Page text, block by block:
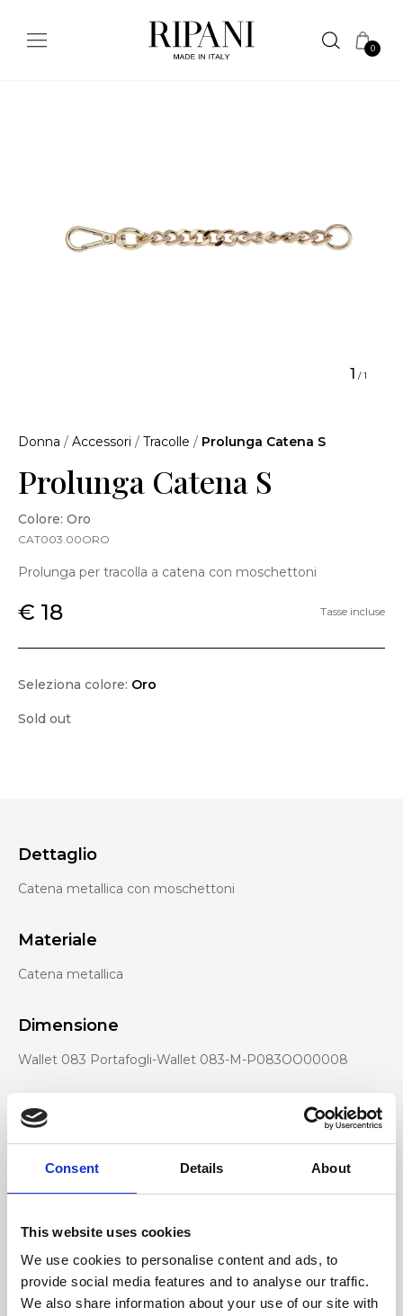
Consent Details About
This website uses cookies
We use cookies to personalise content and ads, to
provide social media features and to analyse our traffic.
We also share information about your use of our site with
0
1 /1
Donna / Accessori / Tracolle / Prolunga Catena S
Prolunga Catena S
Colore: Oro
CAT003.00ORO
Prolunga per tracolla a catena con moschettoni
€ 18 Tasse incluse
Seleziona colore: Oro
Sold out
Dettaglio
Catena metallica con moschettoni
Materiale
Catena metallica
Dimensione
Wallet 083 Portafogli-Wallet 083-M-P083OO00008